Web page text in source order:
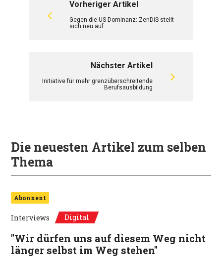
Vorheriger Artikel
Gegen die US-Dominanz: ZenDiS stellt
sich neu auf
Nächster Artikel
Initiative für mehr grenzüberschreitende
Berufsausbildung
Die neuesten Artikel zum selben
Thema
Abonnent
Interviews Digital
"Wir dürfen uns auf diesem Weg nicht
länger selbst im Weg stehen"